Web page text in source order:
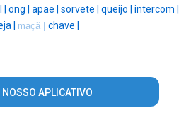
ong | apae | sorvete | queijo | intercom |
|
maçã | chave |
NOSSO APLICATIVO